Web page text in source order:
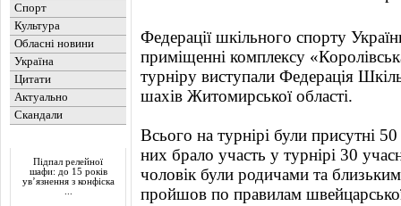
Спорт
Культура
Обласні новини
Україна
Цитати
Актуально
Скандали
Підпал релейної
шафи: до 15 років
ув’язнення з конфіска
Федерації шкільного спорту
приміщенні комплексу
турніру виступали Федерація
шахів Житомирської області.
Всього на турнірі були присутні
них брало участь у турнірі 30
чоловік були родичами та
пройшов по правилам